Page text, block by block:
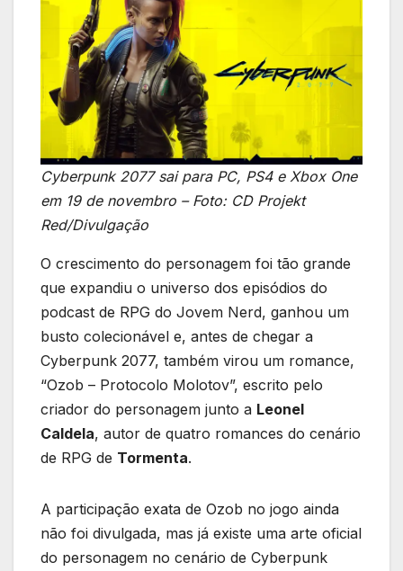
Cyberpunk 2077 sai para PC, PS4 e Xbox One
em 19 de novembro – Foto: CD Projekt
Red/Divulgação
O crescimento do personagem foi tão grande
que expandiu o universo dos episódios do
podcast de RPG do Jovem Nerd, ganhou um
busto colecionável e, antes de chegar a
Cyberpunk 2077, também virou um romance,
“Ozob – Protocolo Molotov”, escrito pelo
criador do personagem junto a Leonel
Caldela, autor de quatro romances do cenário
de RPG de Tormenta.
A participação exata de Ozob no jogo ainda
não foi divulgada, mas já existe uma arte oficial
do personagem no cenário de Cyberpunk